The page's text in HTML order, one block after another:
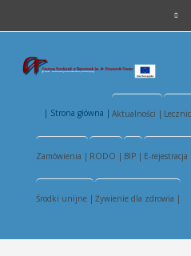
| Strona główna | Aktualności |
Zamówienia | RODO | BIP | E-rejestracja
Środki unijne | Żywienie dla zdrowia |